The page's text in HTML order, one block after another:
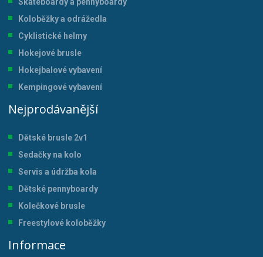
Koloběžky a odrážedla
Cyklistické helmy
Hokejové brusle
Hokejbalové vybavení
Kempingové vybavení
Nejprodávanější
Dětské brusle 2v1
Sedačky na kolo
Servis a údržba kola
Dětské pennyboardy
Kolečkové brusle
Freestylové koloběžky
Informace